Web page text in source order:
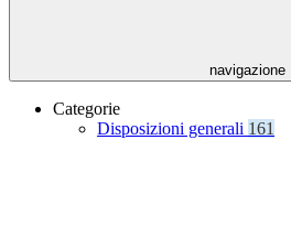
navigazione
Categorie
Disposizioni generali 161